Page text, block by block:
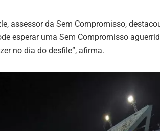
assessor da Sem Compromisso,
esperar uma Sem Compromisso
no dia do desfile”, afirma.